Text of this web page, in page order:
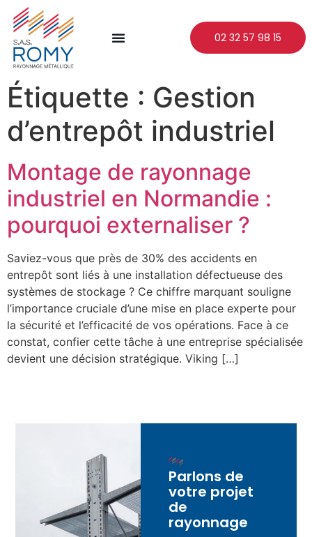
02 32 57 98 15
Étiquette : Gestion
d’entrepôt industriel
Montage de rayonnage
industriel en Normandie :
pourquoi externaliser ?
Saviez-vous que près de 30% des accidents en
entrepôt sont liés à une installation défectueuse des
systèmes de stockage ? Ce chiffre marquant souligne
l’importance cruciale d’une mise en place experte pour
la sécurité et l’efficacité de vos opérations. Face à ce
constat, confier cette tâche à une entreprise spécialisée
devient une décision stratégique. Viking […]
Parlons de
votre projet
de
rayonnage